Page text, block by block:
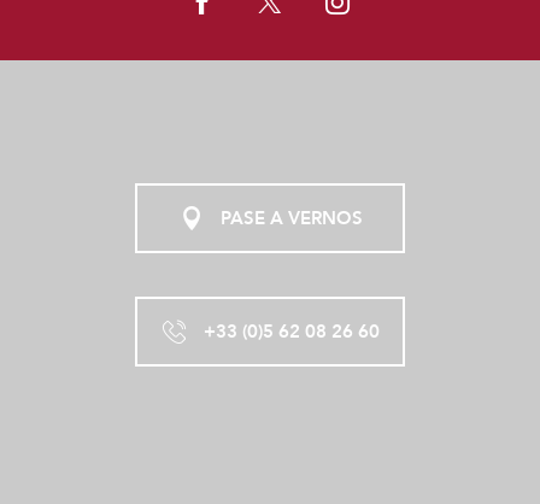
PASE A VERNOS
+33 (0)5 62 08 26 60